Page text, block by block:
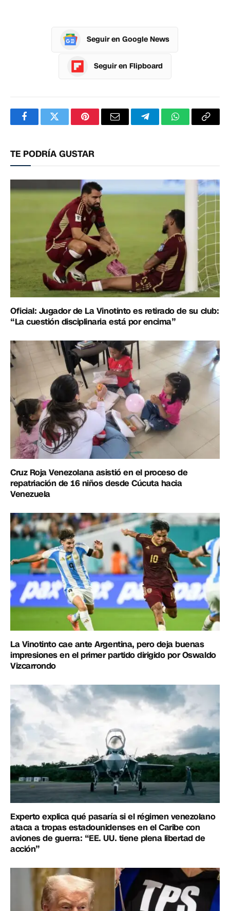
Seguir en Google News
Seguir en Flipboard
FacebookTwitterPinterestCorreoTelegramWhatsApp
TE PODRÍA GUSTAR
Oficial: Jugador de La Vinotinto es retirado de su club:
“La cuestión disciplinaria está por encima”
Cruz Roja Venezolana asistió en el proceso de
repatriación de 16 niños desde Cúcuta hacia
Venezuela
La Vinotinto cae ante Argentina, pero deja buenas
impresiones en el primer partido dirigido por Oswaldo
Vizcarrondo
Experto explica qué pasaría si el régimen venezolano
ataca a tropas estadounidenses en el Caribe con
aviones de guerra: “EE. UU. tiene plena libertad de
acción”